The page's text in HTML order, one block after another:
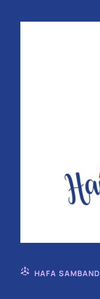
HAFA SAMBAND